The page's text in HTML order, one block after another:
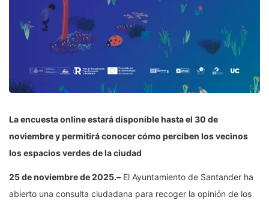
La encuesta online estará disponible hasta el 30 de
noviembre y permitirá conocer cómo perciben los vecinos
los espacios verdes de la ciudad
25 de noviembre de 2025.– El Ayuntamiento de Santander ha
abierto una consulta ciudadana para recoger la opinión de los